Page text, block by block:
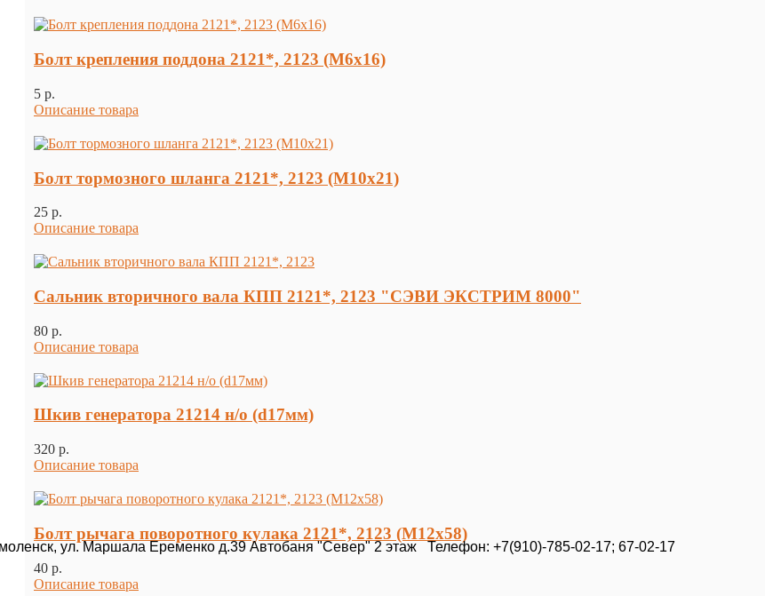
ул. Маршала Еременко д.39 Автобаня "Север" 2 этаж Телефон: +7(910)-785-02-17; 67-02-17
Болт крепления поддона 2121*, 2123 (М6х16)
5 p.
Описание товара
Болт тормозного шланга 2121*, 2123 (М10х21)
25 p.
Описание товара
Сальник вторичного вала КПП 2121*, 2123 "СЭВИ ЭКСТРИМ 8000"
80 p.
Описание товара
Шкив генератора 21214 н/о (d17мм)
320 p.
Описание товара
Болт рычага поворотного кулака 2121*, 2123 (М12х58)
40 p.
Описание товара